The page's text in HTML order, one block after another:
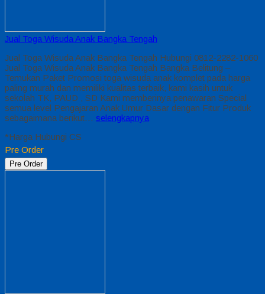
Jual Toga Wisuda Anak Bangka Tengah
Jual Toga Wisuda Anak Bangka Tengah Hubungi 0812-2282-1060
Jual Toga Wisuda Anak Bangka Tengah Bangka Belitung –
Temukan Paket Promosi toga wisuda anak komplet pada harga
paling murah dan memiliki kualitas terbaik, kami kasih untuk
sekolah TK, PAUD , SD Kami memberinya penawaran Special
semua level Pengajaran Anak Umur Dasar dengan Fitur Produk
sebagaimana berikut… selengkapnya
*Harga Hubungi CS
Pre Order
Pre Order